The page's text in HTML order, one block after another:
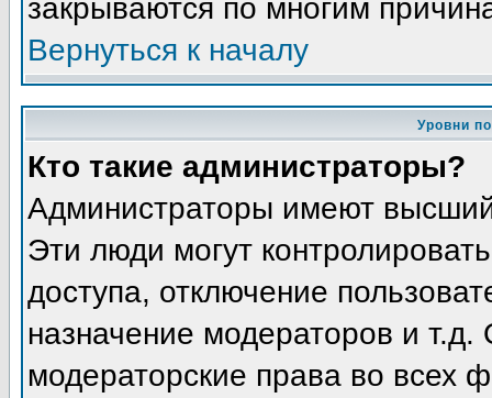
закрываются по многим
Вернуться к началу
Уровни
Кто такие администраторы?
Администраторы имеют
Эти люди могут
доступа, отключение
назначение модераторов и
модераторские права во всех